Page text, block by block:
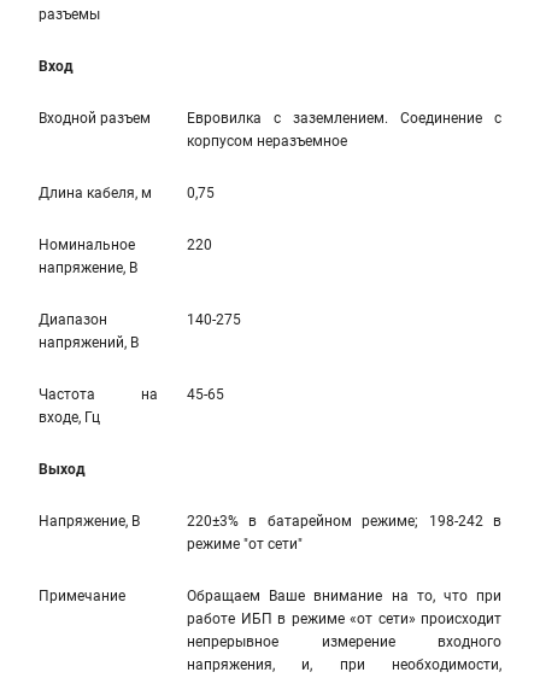
разъемы
Вход
Входной разъем
Евровилка с заземлением. Соединение с
корпусом неразъемное
Длина кабеля, м 0,75
Номинальное
напряжение, В
220
Диапазон
напряжений, В
140-275
Частота на
входе, Гц
45-65
Выход
Напряжение, В
220±3% в батарейном режиме; 198-242 в
режиме "от сети"
Примечание
Обращаем Ваше внимание на то, что при
работе ИБП в режиме «от сети» происходит
непрерывное измерение входного
напряжения, и, при необходимости,